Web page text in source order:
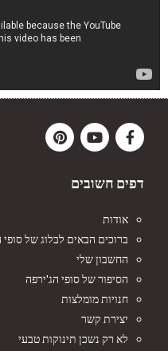
דפים חשובים
אודות
ברוכים הבאים לבלוג של סופי
החשבון שלי
הסיפור של סופי הג'ירפה
חנויות מומלצות
יצירת קשר
לא רק נשכן תינוקות טבעי